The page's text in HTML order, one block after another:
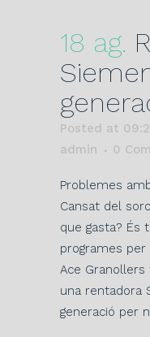
18 ag.
Posted at
admin
0
Problemes
Cansat del
que gasta? És
programes per
Ace
una rentadora
generació per